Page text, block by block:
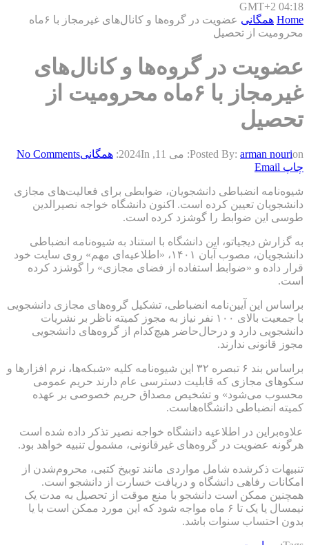
GMT+2 04:18
Home همگانی
عضویت در گرو‌ه‌ها و کانال‌های غیرمجاز با ۶ماه
محرومیت از تحصیل
عضویت در گرو‌ه‌ها و کانال‌های
غیرمجاز با ۶ماه محرومیت از
تحصیل
Posted By: arman nourion: می 11, 2024 In: همگانیNo Comments
چاپ Email
شیوه‌نامه انضباطی دانشجویان، ضوابطی برای فعالیت‌های مجازی
دانشجویان تعیین کرده است. اکنون دانشگاه خواجه نصیرالدین
طوسی این ضوابط را گوشزد کرده است.
به گزارش دیجیاتو، این دانشگاه با استناد به شیوه‌نامه انضباطی
دانشجویان، مصوب آبان ۱۴۰۱، «اطلاعیه‌ای مهم» روی سایت خود
قرار داده و «ضوابط استفاده از فضای مجازی» را گوشزد کرده
است.
براساس این آیین‌نامه انضباطی، تشکیل گروه‌های مجازی دانشجویی
با جمعیت بالای ۱۰۰ نفر نیاز به مجوز کمیته ناظر بر نشریات
دانشجویی دارد و درحال‌حاضر هیچ‌کدام از گروه‌های دانشجویی
مجوز قانونی ندارند.
براساس بند ۶ تبصره ۳۲ این شیوه‌نامه کلیه «شبکه‌ها، نرم افزار‌ها و
سکو‌های مجازی که قابلیت دسترسی عام دارند حریم عمومی
محسوب می‌شود» و تشخیص مصداق حریم خصوصی بر عهده
کمیته انضباطی دانشگاه‌هاست.
علاوه‌براین در اطلاعیه دانشگاه خواجه نصیر تذکر داده شده است
هرگونه عضویت در گروه‌های غیرقانونی، مشمول تنبیه خواهد بود.
تنبیهات ذکرشده شامل مواردی مانند توبیخ کتبی، محروم‌شدن از
امکانات رفاهی دانشگاه و دریافت خسارت از دانشجو است.
همچنین ممکن است دانشجو با منع موقت از تحصیل به مدت یک
نیمسال یا یک تا ۶ ماه مواجه شود که این مورد ممکن است با یا
بدون احتساب سنوات باشد.